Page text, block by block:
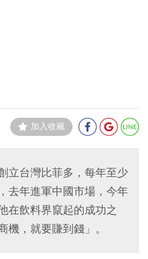
加入收藏
台灣比菲多，每年至少
去年進軍中國市場，今年
在飲料界竄起的成功之
機，就要賺到錢」。